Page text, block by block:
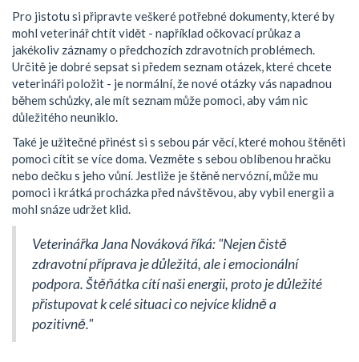
Pro jistotu si připravte veškeré potřebné dokumenty, které by
mohl veterinář chtít vidět - například očkovací průkaz a
jakékoliv záznamy o předchozích zdravotních problémech.
Určitě je dobré sepsat si předem seznam otázek, které chcete
veterináři položit - je normální, že nové otázky vás napadnou
během schůzky, ale mít seznam může pomoci, aby vám nic
důležitého neuniklo.
Také je užitečné přinést si s sebou pár věcí, které mohou štěněti
pomoci cítit se více doma. Vezměte s sebou oblíbenou hračku
nebo dečku s jeho vůní. Jestliže je štěně nervózní, může mu
pomoci i krátká procházka před návštěvou, aby vybil energii a
mohl snáze udržet klid.
Veterinářka Jana Nováková říká: "Nejen čistě
zdravotní příprava je důležitá, ale i emocionální
podpora. Štěňátka cítí naši energii, proto je důležité
přistupovat k celé situaci co nejvíce klidně a
pozitivně."